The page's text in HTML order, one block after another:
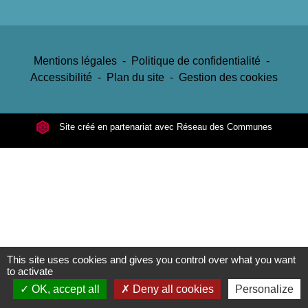
Mentions légales - Politique de confidentialité -
Accessibilité - Plan du site - Gestion des cookies
Site créé en partenariat avec Réseau des Communes
This site uses cookies and gives you control over what you want
to activate
OK, accept all
Deny all cookies Personalize